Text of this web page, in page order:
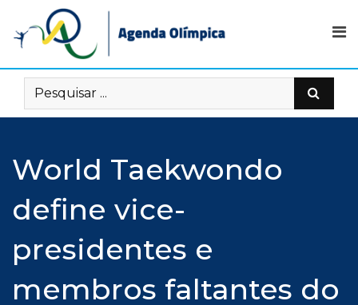
content
World Taekwondo
define vice-
presidentes e
membros faltantes do